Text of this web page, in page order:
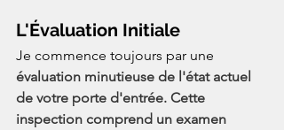
L'Évaluation Initiale
Je commence toujours par une
évaluation minutieuse de l'état actuel
de votre porte d'entrée. Cette
inspection comprend un examen